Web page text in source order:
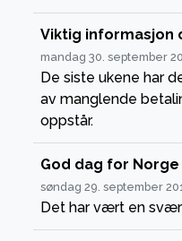
Viktig informasjon
mandag 30. september
De siste ukene har
av manglende
oppstår.
God dag for Norge
søndag 29. september
Det har vært en